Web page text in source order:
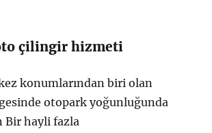
çilingir hizmeti
konumlarından biri olan
otopark yoğunluğunda
Bir hayli fazla